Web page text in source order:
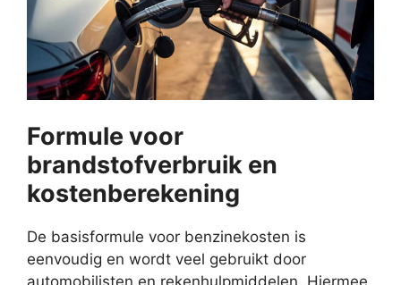
Formule voor
brandstofverbruik en
kostenberekening
De basisformule voor benzinekosten is
eenvoudig en wordt veel gebruikt door